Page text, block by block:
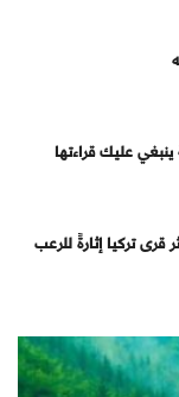
تركيا إثارةً للرعب